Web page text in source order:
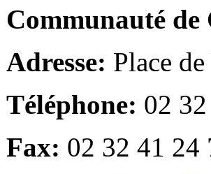
Communauté de
Adresse: Place
Téléphone: 02
Fax: 02 32 41 24